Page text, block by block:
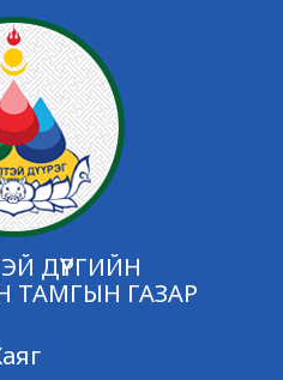
ДҮҮРГИЙН
ТАМГЫН ГАЗАР